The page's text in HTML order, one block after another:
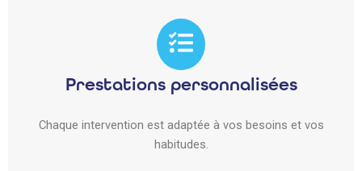
Prestations personnalisées
Chaque intervention est adaptée à vos besoins et vos
habitudes.